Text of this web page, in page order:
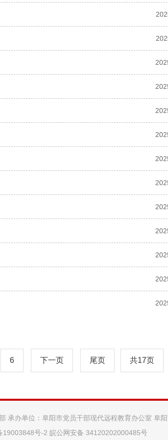
6 下一页 尾页 共17页
承办单位：阜阳市党员干部现代远程教育办公室 阜
19003848号-2 皖公网安备 34120202000485号